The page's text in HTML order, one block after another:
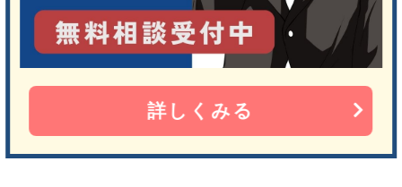
詳しくみる